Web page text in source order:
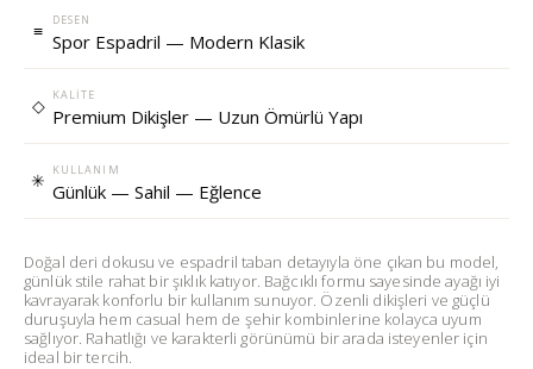
≡ DESEN
Spor Espadril — Modern Klasik
◇ KALITE
Premium Dikişler — Uzun Ömürlü Yapı
✳ KULLANIM
Günlük — Sahil — Eğlence
Doğal deri dokusu ve espadril taban detayıyla öne çıkan bu model,
günlük stile rahat bir şıklık katıyor. Bağcıklı formu sayesinde ayağı iyi
kavrayarak konforlu bir kullanım sunuyor. Özenli dikişleri ve güçlü
duruşuyla hem casual hem de şehir kombinlerine kolayca uyum
sağlıyor. Rahatlığı ve karakterli görünümü bir arada isteyenler için
ideal bir tercih.